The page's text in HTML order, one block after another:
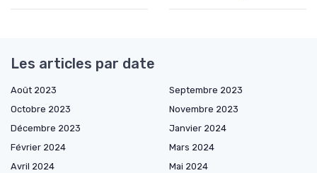
Les articles par date
Août 2023
Septembre 2023
Octobre 2023
Novembre 2023
Décembre 2023
Janvier 2024
Février 2024
Mars 2024
Avril 2024
Mai 2024